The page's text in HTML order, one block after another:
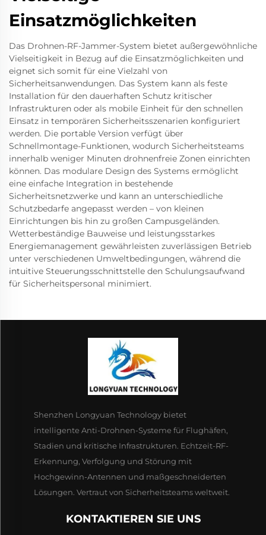
Einsatzmöglichkeiten
Das Drohnen-RF-Jammer-System bietet außergewöhnliche
Vielseitigkeit in Bezug auf die Einsatzmöglichkeiten und
eignet sich somit für eine Vielzahl von
Sicherheitsanwendungen. Das System kann als feste
Installation für den dauerhaften Schutz kritischer
Infrastrukturen oder als mobile Einheit für den schnellen
Einsatz in temporären Sicherheitsszenarien konfiguriert
werden. Die portable Version verfügt über
Schnellmontage-Funktionen, wodurch Sicherheitsteams
innerhalb weniger Minuten drohnenfreie Zonen einrichten
können. Das modulare Design des Systems ermöglicht
eine einfache Integration in bestehende
Sicherheitsnetzwerke und kann an unterschiedliche
Schutzbedarfe angepasst werden – von kleinen
Einrichtungen bis hin zu großen Campusgeländen.
Wetterbeständige Bauweise und leistungsstarkes
Energiemanagement gewährleisten zuverlässigen Betrieb
unter verschiedenen Umweltbedingungen, während die
intuitive Steuerungsschnittstelle den Schulungsaufwand
für Sicherheitspersonal minimiert.
Shenzhen Longyuan Technology bietet
intelligente Anti-Drohnen-Systeme für Flughäfen,
Stadien und kritische Infrastrukturen. Echtzeit-RF-
Erkennung, Verfolgung und Störung mit
Hochgewinn-Antennen und maßgeschneiderten
Lösungen. Vertraut von Sicherheitsteams weltweit.
KONTAKTIEREN SIE UNS